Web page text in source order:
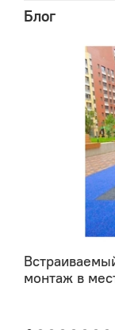
Блог
монтаж в